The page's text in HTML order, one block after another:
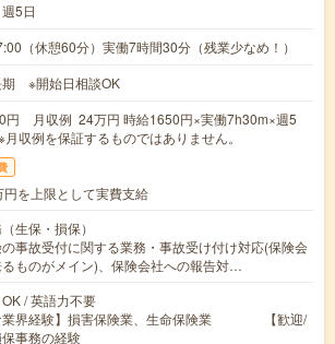
5日
（休憩60分）実働7時間30分（残業少なめ！）
期 ※開始日相談OK
円 月収例 24万円 時給1650円×実働7h30m×週5
収例を保証するものではありません。
円を上限として実費支給
生保・損保）
事故受付に関する業務・事故受け付け対応(保険会
ものがメイン)、保険会社への報告対…
/ 英語力不要
業界経験】損害保険業、生命保険業 【歓迎/
事務の経験